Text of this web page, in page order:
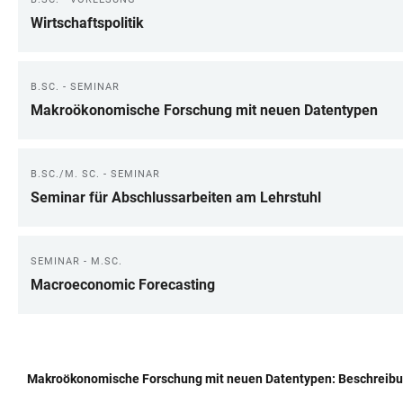
Wirtschaftspolitik
B.SC. - SEMINAR
Makroökonomische Forschung mit neuen Datentypen
B.SC./M. SC. - SEMINAR
Seminar für Abschlussarbeiten am Lehrstuhl
SEMINAR - M.SC.
Macroeconomic Forecasting
Makroökonomische Forschung mit neuen Datentypen: